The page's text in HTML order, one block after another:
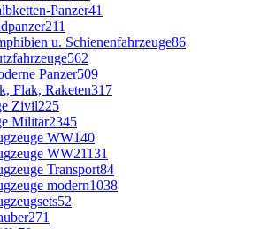
Panzer41
211
u. Schienenfahrzeuge86
562
Panzer509
Flak, Raketen317
Zivil225
Militär2345
WW140
WW21131
Transport84
modern1038
52
271